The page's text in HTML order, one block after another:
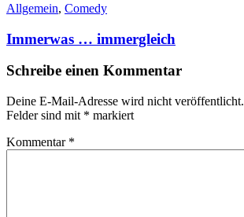
Allgemein, Comedy
Immerwas … immergleich
Schreibe einen Kommentar
Deine E-Mail-Adresse wird nicht veröffentlicht.
Felder sind mit * markiert
Kommentar *